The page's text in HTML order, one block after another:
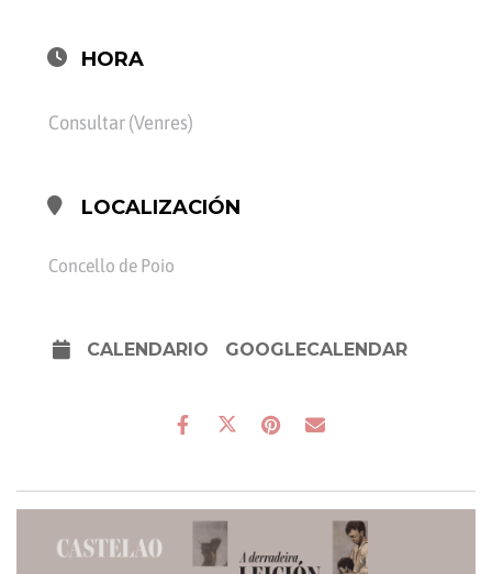
HORA
Consultar (Venres)
LOCALIZACIÓN
Concello de Poio
CALENDARIO GOOGLECALENDAR